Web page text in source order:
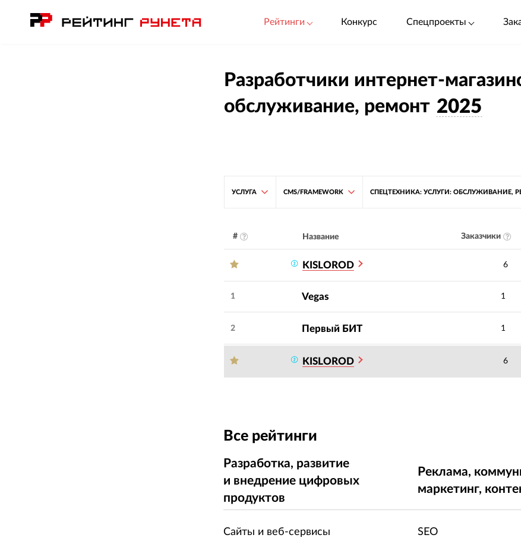
Рейтинги Конкурс Спецпроекты
Разработчики интернет-
обслуживание, ремонт 2025
УСЛУГА CMS/FRAMEWORK СПЕЦТЕХНИКА: УСЛУГИ: ОБСЛУЖИВАНИЕ,
# Название Заказчики
KISLOROD 6
1 Vegas 1
2 Первый БИТ 1
KISLOROD 6
Все рейтинги
Разработка, развитие
и внедрение цифровых
продуктов
Сайты и веб-сервисы
Реклама,
маркетинг,
SEO